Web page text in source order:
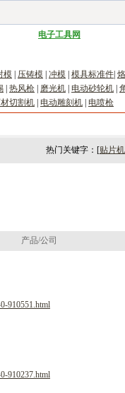
电子工具网
模 压铸模 冲模 模具标准件
热风枪 磨光机 电动砂轮机
切割机 电动雕刻机 电喷枪
热门关键字：[贴片机
产品/公司
910551.html
910237.html